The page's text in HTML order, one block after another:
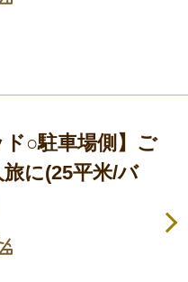
○駐車場側】ご
に(25平米/バ